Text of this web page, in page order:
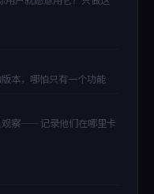
本，哪怕只有一个功能
观察——记录他们在哪里卡